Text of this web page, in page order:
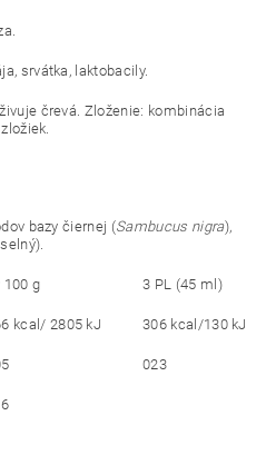
srvátka, laktobacily.
črevá. Zloženie: kombinácia
bazy čiernej (Sambucus nigra),
100 g 3 PL (45 ml)
kcal/ 2805 kJ 306 kcal/130 kJ
023